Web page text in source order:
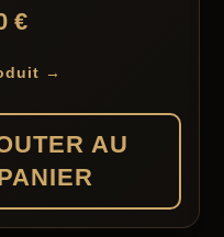
€
→
AU